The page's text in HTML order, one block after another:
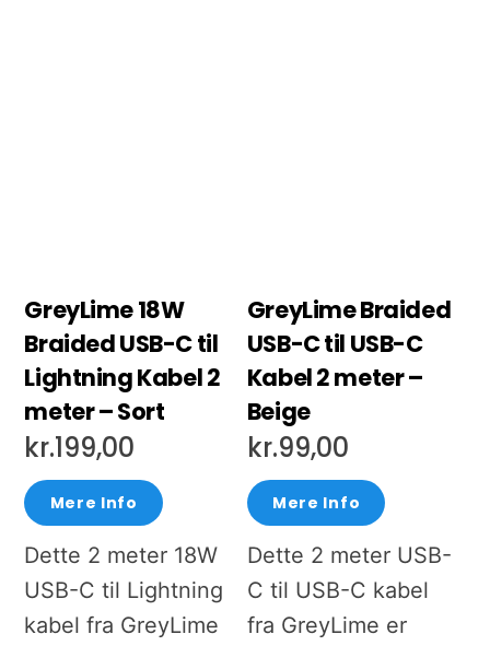
GreyLime 18W
Braided USB-C til
Lightning Kabel 2
meter – Sort
kr.199,00
Mere Info
Dette 2 meter 18W
USB-C til Lightning
kabel fra GreyLime
GreyLime Braided
USB-C til USB-C
Kabel 2 meter –
Beige
kr.99,00
Mere Info
Dette 2 meter USB-
C til USB-C kabel
fra GreyLime er